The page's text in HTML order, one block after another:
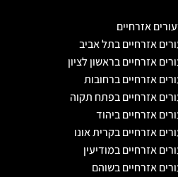
אזרחיים
אזרחיים בתל אביב
אזרחיים בראשון לציון
אזרחיים ברחובות
אזרחיים בפתח תקוה
אזרחיים ביהוד
אזרחיים בקרית אונו
אזרחיים במודיעין
אזרחיים בשוהם